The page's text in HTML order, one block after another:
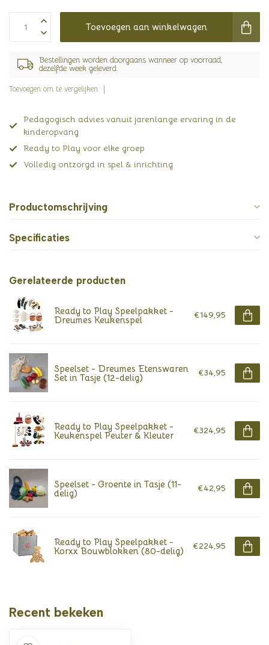
Toevoegen aan winkelwagen
Bestellingen worden doorgaans wanneer op voorraad,
dezelfde week geleverd.
Toevoegen om te vergelijken
Pedagogisch advies vanuit jarenlange ervaring in de
kinderopvang
Ready to Play voor elke groep
Volledig ontzorgd in spel & inrichting
Productomschrijving
Specificaties
Gerelateerde producten
Ready to Play Speelpakket -
Dreumes Keukenspel €149,95
Speelset - Dreumes Etenswaren
Set in Tasje (12-delig) €34,95
Ready to Play Speelpakket -
Keukenspel Peuter & Kleuter €324,95
Speelset - Groente in Tasje (11-
delig) €42,95
Ready to Play Speelpakket -
Korxx Bouwblokken (80-delig) €224,95
Recent bekeken